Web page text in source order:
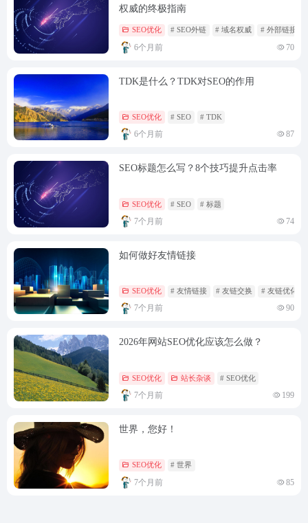
权威的终极指南
SEO优化 # SEO外链 # 域名权威 # 外部链接
6个月前 70
TDK是什么？TDK对SEO的作用
SEO优化 # SEO # TDK
6个月前 87
SEO标题怎么写？8个技巧提升点击率
SEO优化 # SEO # 标题
7个月前 74
如何做好友情链接
SEO优化 # 友情链接 # 友链交换 # 友链优化
7个月前 90
2026年网站SEO优化应该怎么做？
SEO优化 站长杂谈 # SEO优化
7个月前 199
世界，您好！
SEO优化 # 世界
7个月前 85